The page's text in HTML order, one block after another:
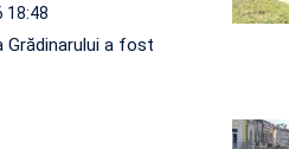
18:48
Grădinarului a fost